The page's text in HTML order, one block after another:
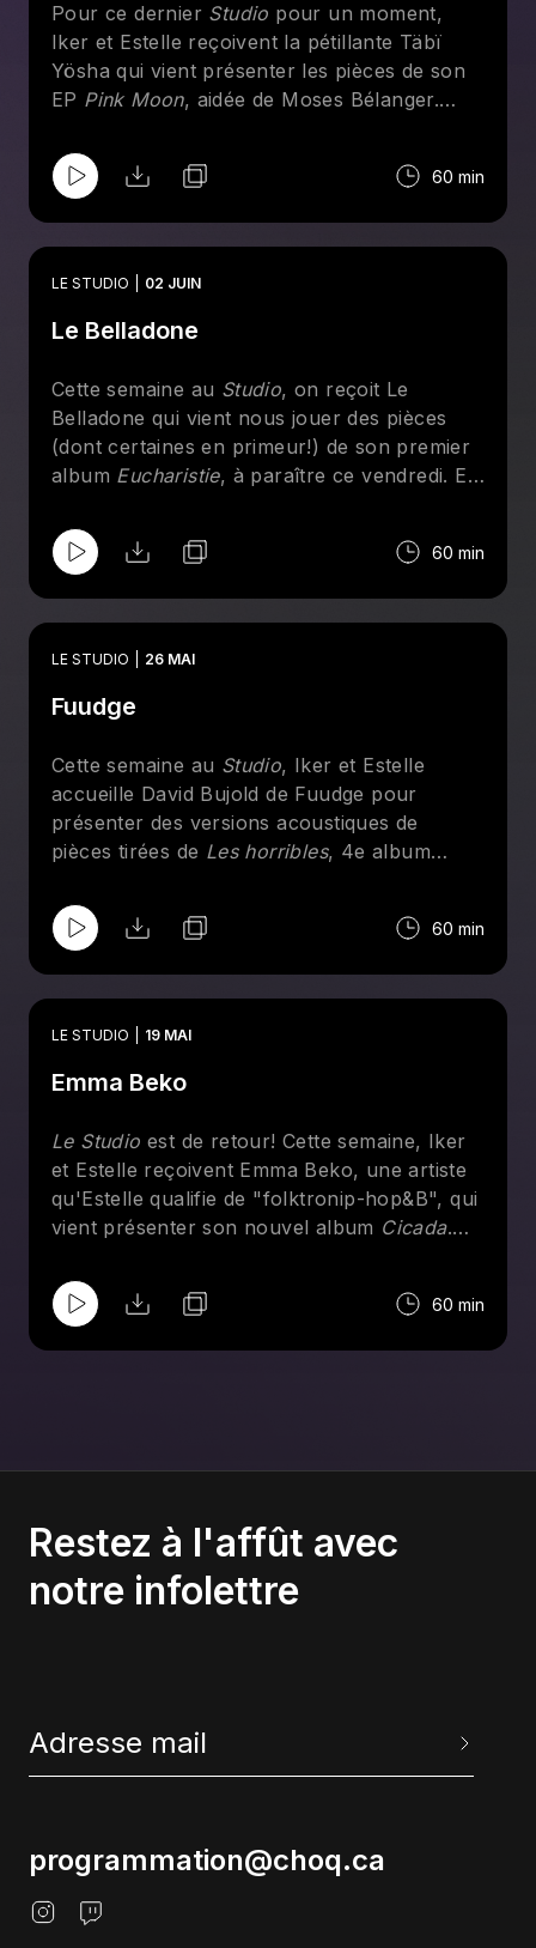
Pour ce dernier Studio pour un moment,
Iker et Estelle reçoivent la pétillante Täbï
Yösha qui vient présenter les pièces de son
EP Pink Moon, aidée de Moses Bélanger.
de son EP à l'Idéal le 11 juin, de son passage
à l'émission
Quel Talent!
et de vivre une
roses du printemps.
Cupid
Outta Sight
Kinda Love
My World
Red Flag
60 min
LE STUDIO 02 JUIN
Le Belladone
Cette semaine au Studio, on reçoit Le
Belladone qui vient nous jouer des pièces
(dont certaines en primeur!) de son premier
album Eucharistie, à paraître ce vendredi. En
a lieu jeudi à la Sala Rossa, il est question de
gérer les menaces de mort, de ce que c'est,
méchant.
60 min
LE STUDIO 26 MAI
Fuudge
Cette semaine au Studio, Iker et Estelle
accueille David Bujold de Fuudge pour
présenter des versions acoustiques de
pièces tirées de Les horribles, 4e album
60 min
LE STUDIO 19 MAI
Emma Beko
Le Studio est de retour! Cette semaine, Iker
et Estelle reçoivent Emma Beko, une artiste
qu'Estelle qualifie de "folktronip-hop&B", qui
vient présenter son nouvel album Cicada.
poème de Hosho McCreesh qui a donné son
nom au disque, d'anxiété et d'arts visuels.60 min
Restez à l'affût avec
notre infolettre
programmation@choq.ca